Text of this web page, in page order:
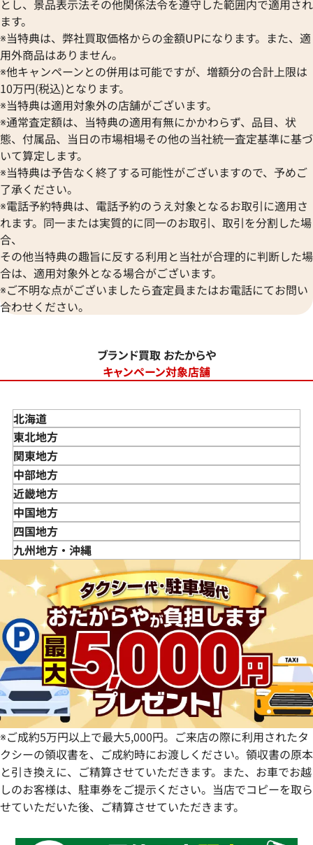
とし、景品表示法その他関係法令を遵守した範囲内で適用され
ます。
※当特典は、弊社買取価格からの金額UPになります。また、適
用外商品はありません。
※他キャンペーンとの併用は可能ですが、増額分の合計上限は
10万円(税込)となります。
※当特典は適用対象外の店舗がございます。
※通常査定額は、当特典の適用有無にかかわらず、品目、状
態、付属品、当日の市場相場その他の当社統一査定基準に基づ
いて算定します。
※当特典は予告なく終了する可能性がございますので、予めご
了承ください。
※電話予約特典は、電話予約のうえ対象となるお取引に適用さ
れます。同一または実質的に同一のお取引、取引を分割した場
合、
その他当特典の趣旨に反する利用と当社が合理的に判断した場
合は、適用対象外となる場合がございます。
※ご不明な点がございましたら査定員またはお電話にてお問い
合わせください。
ブランド買取 おたからや
キャンペーン対象店舗
北海道
東北地方
青森県
岩手県
宮城県
秋田県
山形県
福島県
関東地方
東京都
神奈川県
埼玉県
千葉県
茨城県
栃木県
群馬県
中部地方
新潟県
富山県
石川県
山梨県
長野県
岐阜県
静岡県
愛知県
近畿地方
三重県
滋賀県
京都府
兵庫県
奈良県
和歌山県
中国地方
鳥取県
島根県
広島県
山口県
四国地方
徳島県
愛媛県
九州地方・沖縄
佐賀県
長崎県
熊本県
大分県
宮崎県
鹿児島県
※ご成約5万円以上で最大5,000円。ご来店の際に利用されたタ
クシーの領収書を、ご成約時にお渡しください。領収書の原本
と引き換えに、ご精算させていただきます。また、お車でお越
しのお客様は、駐車券をご提示ください。当店でコピーを取ら
せていただいた後、ご精算させていただきます。